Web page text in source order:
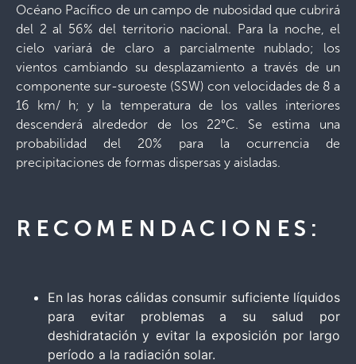
Océano Pacífico de un campo de nubosidad que cubrirá
del 2 al 56% del territorio nacional. Para la noche, el
cielo variará de claro a parcialmente nublado; los
vientos cambiando su desplazamiento a través de un
componente sur-suroeste (SSW) con velocidades de 8 a
16 km/ h; y la temperatura de los valles interiores
descenderá alrededor de los 22°C. Se estima una
probabilidad del 20% para la ocurrencia de
precipitaciones de formas dispersas y aisladas.
RECOMENDACIONES:
En las horas cálidas consumir suficiente líquidos
para evitar problemas a su salud por
deshidratación y evitar la exposición por largo
período a la radiación solar.